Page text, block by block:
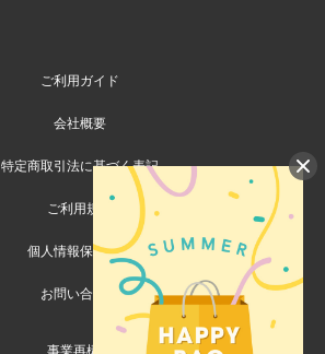
ご利用ガイド
会社概要
特定商取引法に基づく表記
ご利用規約
個人情報保護方針
お問い合わせ
事業再構築